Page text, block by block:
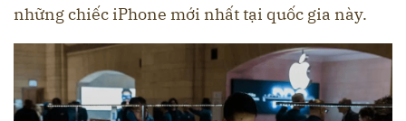
những chiếc iPhone mới nhất tại quốc gia này.